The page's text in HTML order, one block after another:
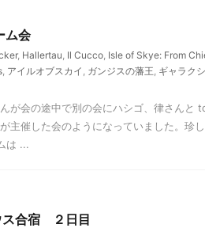
会
, Hallertau, Il Cucco, Isle of Skye: From
, アイルオブスカイ , ガンジスの藩王, ギャラク
が会の途中で別の会にハシゴ、律さんと
主催した会のようになっていました。珍
は ...
合宿 ２日目